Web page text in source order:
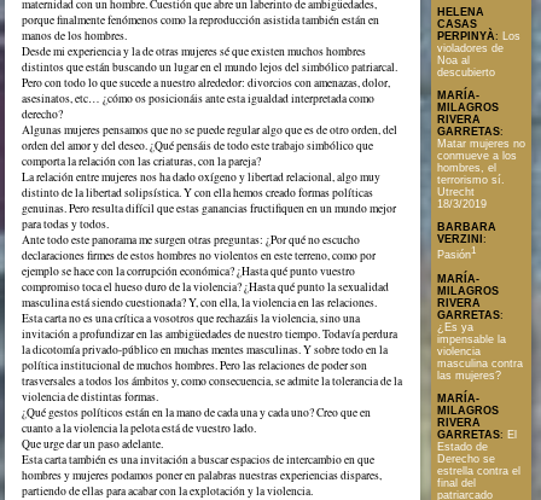
maternidad con un hombre. Cuestión que abre un laberinto de ambigüedades,
porque finalmente fenómenos como la reproducción asistida también están en
manos de los hombres.
Desde mi experiencia y la de otras mujeres sé que existen muchos hombres
distintos que están buscando un lugar en el mundo lejos del simbólico patriarcal.
Pero con todo lo que sucede a nuestro alrededor: divorcios con amenazas, dolor,
asesinatos, etc… ¿cómo os posicionáis ante esta igualdad interpretada como
derecho?
Algunas mujeres pensamos que no se puede regular algo que es de otro orden, del
orden del amor y del deseo. ¿Qué pensáis de todo este trabajo simbólico que
comporta la relación con las criaturas, con la pareja?
La relación entre mujeres nos ha dado oxígeno y libertad relacional, algo muy
distinto de la libertad solipsística. Y con ella hemos creado formas políticas
genuinas. Pero resulta difícil que estas ganancias fructifiquen en un mundo mejor
para todas y todos.
Ante todo este panorama me surgen otras preguntas: ¿Por qué no escucho
declaraciones firmes de estos hombres no violentos en este terreno, como por
ejemplo se hace con la corrupción económica? ¿Hasta qué punto vuestro
compromiso toca el hueso duro de la violencia? ¿Hasta qué punto la sexualidad
masculina está siendo cuestionada? Y, con ella, la violencia en las relaciones.
Esta carta no es una crítica a vosotros que rechazáis la violencia, sino una
invitación a profundizar en las ambigüedades de nuestro tiempo. Todavía perdura
la dicotomía privado-público en muchas mentes masculinas. Y sobre todo en la
política institucional de muchos hombres. Pero las relaciones de poder son
trasversales a todos los ámbitos y, como consecuencia, se admite la tolerancia de la
violencia de distintas formas.
¿Qué gestos políticos están en la mano de cada una y cada uno? Creo que en
cuanto a la violencia la pelota está de vuestro lado.
Que urge dar un paso adelante.
Esta carta también es una invitación a buscar espacios de intercambio en que
hombres y mujeres podamos poner en palabras nuestras experiencias dispares,
partiendo de ellas para acabar con la explotación y la violencia.
HELENA
CASAS
PERPINYÀ:
Los
violadores de
Noa al
descubierto
MARÍA-
MILAGROS
RIVERA
GARRETAS:
Matar mujeres no
conmueve a los
hombres, el
terrorismo sí.
Utrecht
18/3/2019
BARBARA
VERZINI :
Pasión1
MARÍA-
MILAGROS
RIVERA
GARRETAS:
¿Es ya
impensable la
violencia
masculina contra
las mujeres?
MARÍA-
MILAGROS
RIVERA
GARRETAS: El
Estado de
Derecho se
estrella contra el
final del
patriarcado